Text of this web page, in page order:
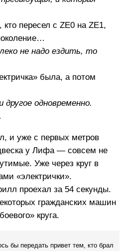
пересел с ZE0 на ZE1,
не надо ездить, то
была, а потом
одновременно.
и уже с первых метров
у Лифа — совсем не
Уже через круг в
«электрички».
проехал за 54 секунды.
гражданских машин
круга.
бы передать привет тем, кто брал